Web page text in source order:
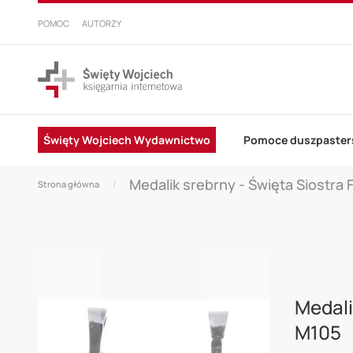
PRZEJDŹ
DO
POMOC AUTORZY
Święty Wojciech Wydawnictwo Pomoce
Strona główna Medalik srebrny - Święta Siostra
M105